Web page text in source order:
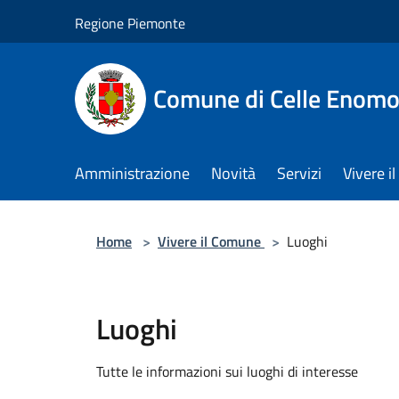
Regione Piemonte
Comune di Celle
Amministrazione Novità Servizi Vivere
Home > Vivere il Comune > Luoghi
Luoghi
Tutte le informazioni sui luoghi di interesse